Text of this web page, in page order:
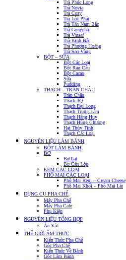
Trà Phúc Long
Trà Novia
Trà Cozy
Trà Lộc Phát
Trà Tân Nam Bắc
Trà Gongcha
Trà Vinsaf
Trà Kinh Bắc
Trà Phượng Hoàng
Trà Sao Vàng
BỘT – SỮA
Bột Các Loại
Bột Rau Câu
Bột Cacao
Sữa
Pudding
THẠCH – TRÂN CHÂU
Trân Châu
Thạch 3Q
Thạch Đại Long
Thạch Trung Lâm
Thạch Hàng Huy
Thạch Hùng Chương
Hạt Thủy Tinh
Thạch Các Loại
NGUYÊN LIỆU LÀM BÁNH
BỘT LÀM BÁNH
BƠ
Bơ Lạt
Bơ Cán Lớp
KEM CÁC LOẠI
PHÔ MAI CÁC LOẠI
Phô Mai Kem – Cream Cheese
Phô Mai Khối – Phô Mai Lát
DỤNG CỤ PHA CHẾ
Máy Pha Chế
Máy Pha Cafe
Phụ Kiện
NGUYÊN LIỆU TỔNG HỢP
Ăn Vặt
THẾ GIỚI ẨM THỰC
Kiến Thức Pha Chế
Góc Pha Chế
Kiến Thức Về Bánh
Góc Làm Bánh